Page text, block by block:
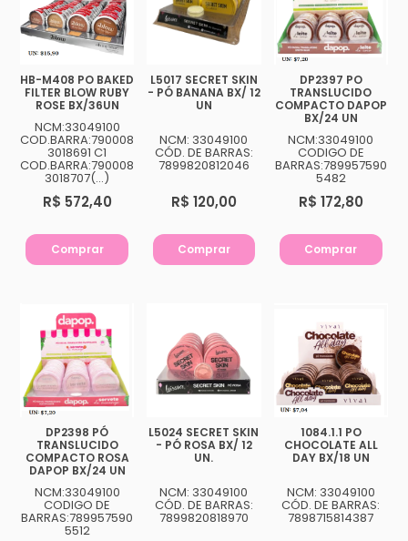
HB-M408 PO BAKED
FILTER BLOW RUBY
ROSE BX/36UN
NCM:33049100
COD.BARRA:790008
3018691 C1
COD.BARRA:790008
3018707(...)
R$ 572,40
Comprar
L5017 SECRET SKIN
- PÓ BANANA BX/ 12
UN
NCM: 33049100
CÓD. DE BARRAS:
7899820812046
R$ 120,00
Comprar
DP2397 PO
TRANSLUCIDO
COMPACTO DAPOP
BX/24 UN
NCM:33049100
CODIGO DE
BARRAS:789957590
5482
R$ 172,80
Comprar
DP2398 PÓ
TRANSLUCIDO
COMPACTO ROSA
DAPOP BX/24 UN
NCM:33049100
CODIGO DE
BARRAS:789957590
5512
L5024 SECRET SKIN
- PÓ ROSA BX/ 12
UN.
NCM: 33049100
CÓD. DE BARRAS:
7899820818970
1084.1.1 PO
CHOCOLATE ALL
DAY BX/18 UN
NCM: 33049100
CÓD. DE BARRAS:
7898715814387